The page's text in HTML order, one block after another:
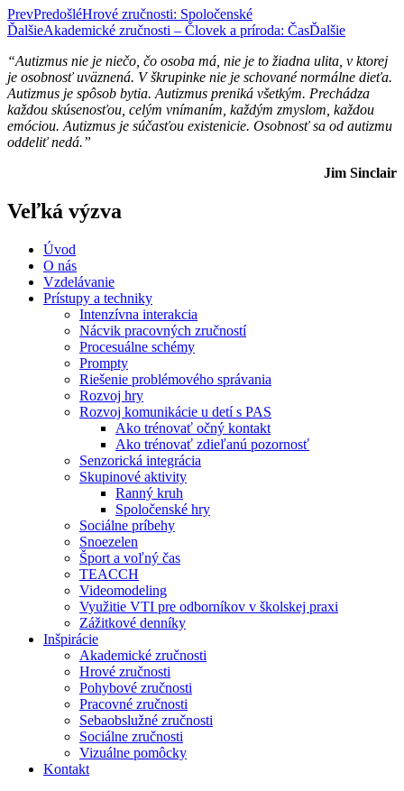
PrevPredošléHrové zručnosti: Spoločenské
ĎalšieAkademické zručnosti – Človek a príroda: ČasĎalšie
“Autizmus nie je niečo, čo osoba má, nie je to žiadna ulita, v ktorej
je osobnosť uväznená. V škrupinke nie je schované normálne dieťa.
Autizmus je spôsob bytia. Autizmus preniká všetkým. Prechádza
každou skúsenosťou, celým vnímaním, každým zmyslom, každou
emóciou. Autizmus je súčasťou existenicie. Osobnosť sa od autizmu
oddeliť nedá.”
Jim Sinclair
Veľká výzva
Úvod
O nás
Vzdelávanie
Prístupy a techniky
Intenzívna interakcia
Nácvik pracovných zručností
Procesuálne schémy
Prompty
Riešenie problémového správania
Rozvoj hry
Rozvoj komunikácie u detí s PAS
Ako trénovať očný kontakt
Ako trénovať zdieľanú pozornosť
Senzorická integrácia
Skupinové aktivity
Ranný kruh
Spoločenské hry
Sociálne príbehy
Snoezelen
Šport a voľný čas
TEACCH
Videomodeling
Využitie VTI pre odborníkov v školskej praxi
Zážitkové denníky
Inšpirácie
Akademické zručnosti
Hrové zručnosti
Pohybové zručnosti
Pracovné zručnosti
Sebaobslužné zručnosti
Sociálne zručnosti
Vizuálne pomôcky
Kontakt